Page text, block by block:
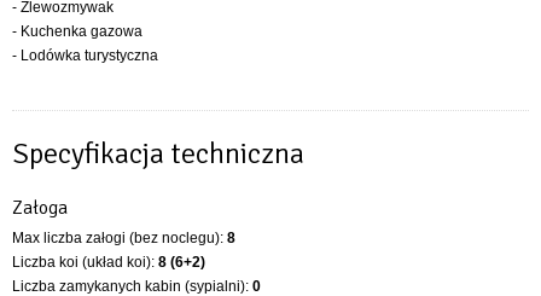
- Zlewozmywak
- Kuchenka gazowa
- Lodówka turystyczna
Specyfikacja techniczna
Załoga
Max liczba załogi (bez noclegu): 8
Liczba koi (układ koi): 8 (6+2)
Liczba zamykanych kabin (sypialni): 0